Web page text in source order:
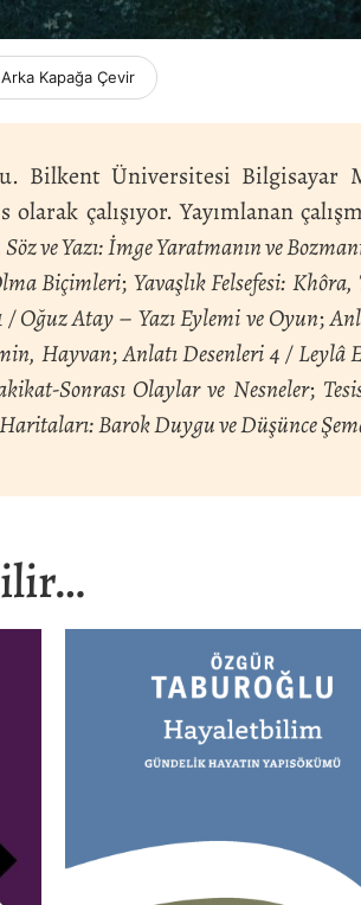
Arka Kapağa Çevir
Bilkent Üniversitesi Bilgisayar
çalışıyor. Yayımlanan
ve Yazı: İmge Yaratmanın ve
Biçimleri; Yavaşlık Felsefesi:
/ Oğuz Atay–Yazı Eylemi ve Oyun;
Hayvan;Anlatı Desenleri 4 / Leylâ
Sonrası Olaylar ve Nesneler;
Barok Duygu ve Düşünce